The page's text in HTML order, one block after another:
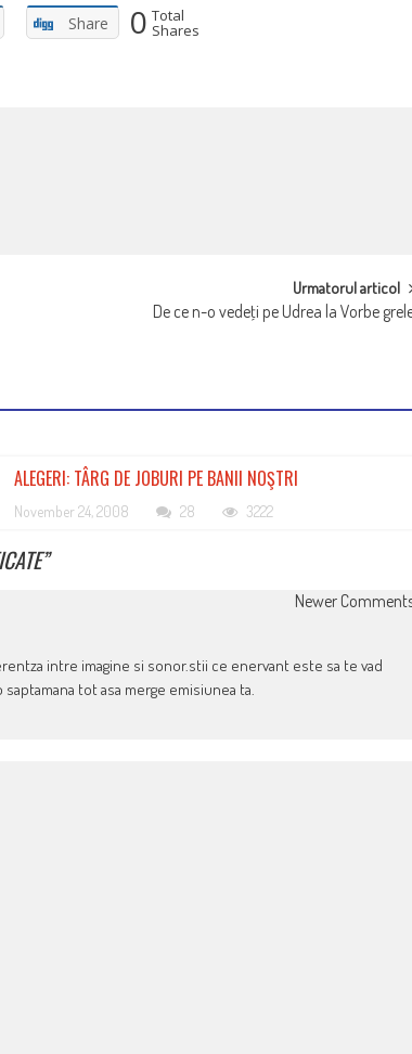
Share 0 Total
Shares
Urmatorul articol
De ce n-o vedeţi pe Udrea la Vorbe
ALEGERI: TÂRG DE JOBURI PE BANII NOŞTRI
November 24, 2008 28 3222
”
Newer
intre imagine si sonor.stii ce enervant este sa te vad
tot asa merge emisiunea ta.